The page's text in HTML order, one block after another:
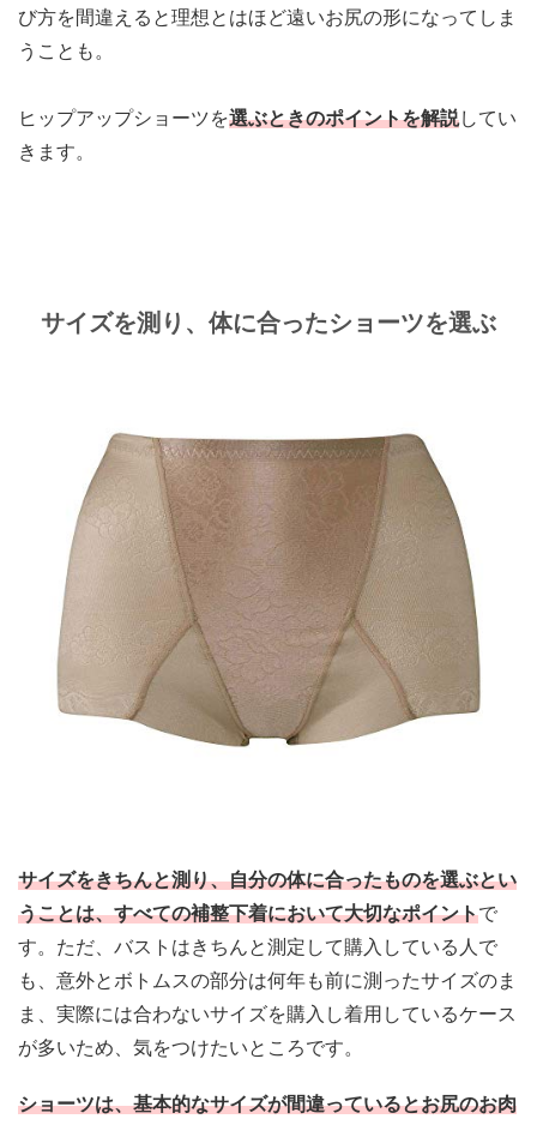
び方を間違えると理想とはほど遠いお尻の形になってしま
うことも 。
ヒップアップショーツを選ぶときのポイントを解説してい
きます。
サイズを測り、体に合ったショーツを選ぶ
サイズをきちんと測り、自分の体に合ったものを選ぶとい
うことは、すべての補整下着において大切なポイントで
す。ただ、バストはきちんと測定して購入している人で
も、 意外とボトムスの部分は何年も前に測ったサイズのま
ま、実際には合わないサイズを購入し着用しているケース
が多いため、気をつけたいところです。
ショーツは、基本的なサイズが間違っているとお尻のお肉